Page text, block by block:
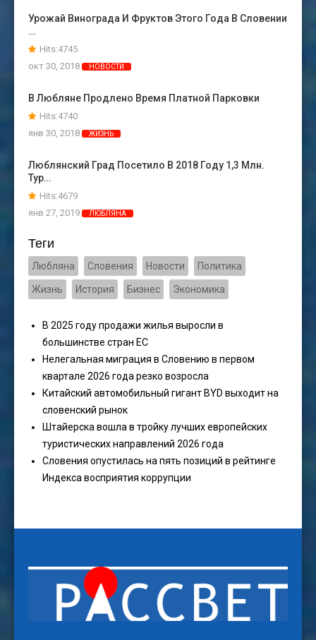
Урожай Винограда И Фруктов Этого Года В Словении
…
Hits:4745
окт 30, 2018
НОВОСТИ
В Любляне Продлено Время Платной Парковки
Hits:4740
янв 30, 2018
ЖИЗНЬ
Люблянский Град Посетило В 2018 Году 1,3 Млн.
Тур…
Hits:4679
янв 27, 2019
ЛЮБЛЯНА
Теги
Любляна Словения Новости Политика
Жизнь История Бизнес Экономика
В 2025 году продажи жилья выросли в
большинстве стран ЕС
Нелегальная миграция в Словению в первом
квартале 2026 года резко возросла
Китайский автомобильный гигант BYD выходит на
словенский рынок
Штайерска вошла в тройку лучших европейских
туристических направлений 2026 года
Словения опустилась на пять позиций в рейтинге
Индекса восприятия коррупции